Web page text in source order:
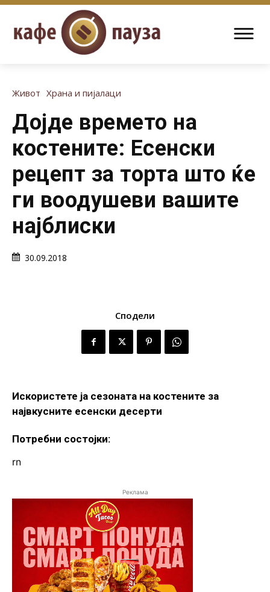
Живот Храна и пијалаци
Дојде времето на
костените: Есенски
рецепт за торта што ќе
ги воодушеви вашите
најблиски
30.09.2018
Сподели
Искористете ја сезоната на костените за
највкусните есенски десерти
Потребни состојки:
rn
Реклама